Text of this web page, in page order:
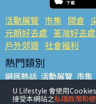
活動展覽 市集 開倉
元朗好去處 荃灣好去處
戶外郊遊 社會福利
熱門類別
網民熱話 活動展覽 市集
銅鑼灣好去處 元朗好去處
餐廳情報 戶外郊遊
U Lifestyle 會使用
接受本網站之私隱政策和